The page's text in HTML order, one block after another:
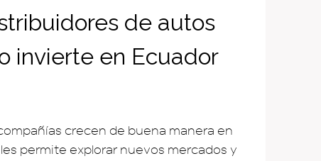
de autos
invierte en Ecuador
crecen de buena manera en
permite explorar nuevos mercados y